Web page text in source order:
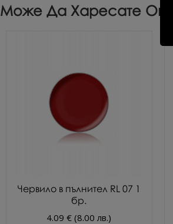
Може Да Харесате Още
Червило в пълнител RL 07 1
бр.
4.09 € (8.00 лв.)